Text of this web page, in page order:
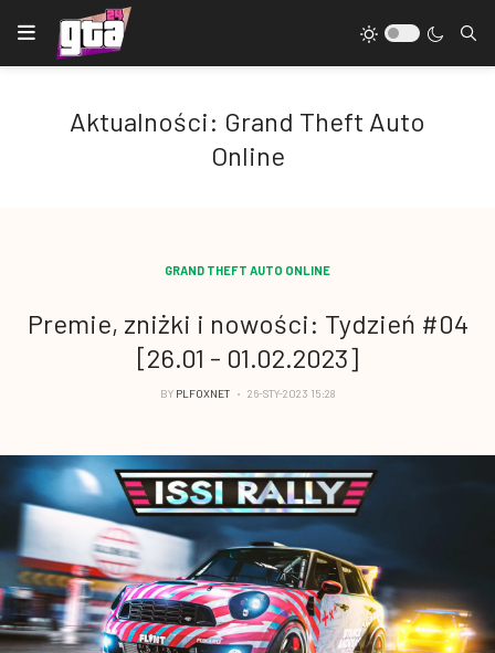
Aktualności: Grand Theft Auto
Online
GRAND THEFT AUTO ONLINE
Premie, zniżki i nowości: Tydzień #04
[26.01 - 01.02.2023]
BY PLFOXNET 26-STY-2023 15:28